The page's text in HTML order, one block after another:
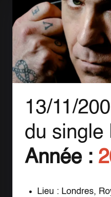
13/11/
du single
Année :
Lieu : Londres,